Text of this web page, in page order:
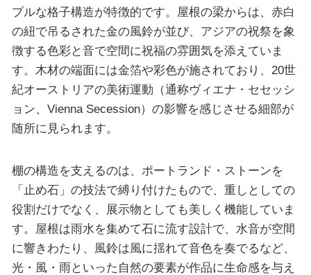
プルな格子構造が特徴的です。屋根の梁からは、赤白
の紐で吊るされた金の風鈴が並び、アジアの祝祭を象
徴する色彩と音で空間に祝福の雰囲気を添えていま
す。木材の端面には金箔や彩色が施されており、20世
紀オーストリアの美術運動（通称ヴィエナ・セセッシ
ョン、Vienna Secession）の影響を感じさせる細部が
随所に見られます。
棚の構造を支えるのは、ポートランド・ストーンを
「止め石」の技法で縛り付けたもので、重しとしての
役割だけでなく、展示物としても美しく機能していま
す。屋根は雨水を集めて石に流す設計で、水音が空間
に響きわたり、風鈴は風に揺れて音色を奏でるなど、
光・風・雨といった自然の要素が作品に生命感を与え